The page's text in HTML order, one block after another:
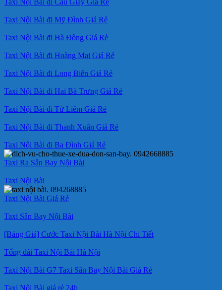
Taxi Nội Bài đi Mỹ Đình Giá Rẻ
Taxi Nội Bài đi Hà Đông Giá Rẻ
Taxi Nội Bài đi Hoàng Mai Giá Rẻ
Taxi Nội Bài đi Long Biên Giá Rẻ
Taxi Nội Bài đi Hai Bà Trưng Giá Rẻ
Taxi Nội Bài đi Từ Liêm Giá Rẻ
Taxi Nội Bài đi Thanh Xuân Giá Rẻ
Taxi Nội Bài đi Ba Đình Giá Rẻ
Taxi Ra Sân Bay Nội Bài
Taxi Nội Bài
Taxi Nội Bài Giá Rẻ
Taxi Sân Bay Nội Bài
[Bảng Giá] Cước Taxi Nội Bài Hà Nội Chi Tiết
Tổng đài Taxi Nội Bài Hà Nội
Taxi Nội Bài G7 Taxi Sân Bay Nội Bài Giá Rẻ
Taxi Nội Bài giá rẻ 24h